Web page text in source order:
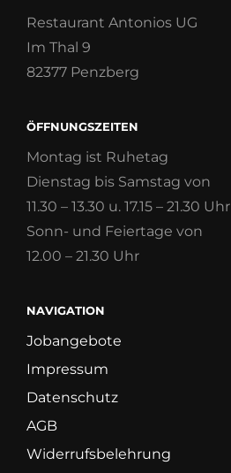
Restaurant Antonios UG
Im Thal 9
82377 Penzberg
ÖFFNUNGSZEITEN
Montag ist Ruhetag
Dienstag bis Samstag von
11.30 – 13.30 u. 17.15 – 21.30 Uhr
Sonn- und Feiertage von
12.00 – 21.30 Uhr
NAVIGATION
Jobangebote
Impressum
Datenschutz
AGB
Widerrufsbelehrung